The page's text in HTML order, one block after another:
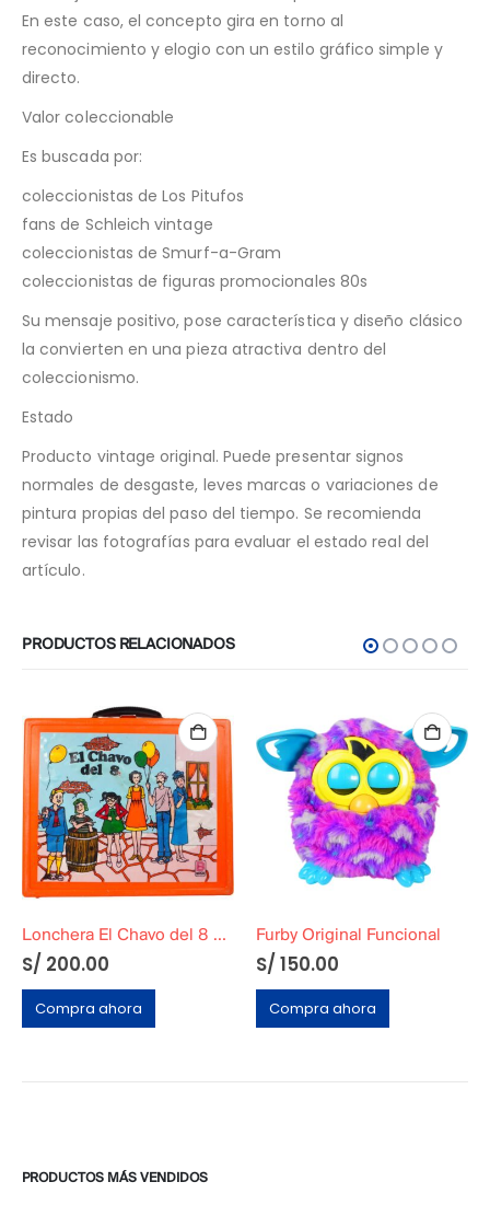
En este caso, el concepto gira en torno al
reconocimiento y elogio con un estilo gráfico simple y
directo.
Valor coleccionable
Es buscada por:
coleccionistas de Los Pitufos
fans de Schleich vintage
coleccionistas de Smurf-a-Gram
coleccionistas de figuras promocionales 80s
Su mensaje positivo, pose característica y diseño clásico
la convierten en una pieza atractiva dentro del
coleccionismo.
Estado
Producto vintage original. Puede presentar signos
normales de desgaste, leves marcas o variaciones de
pintura propias del paso del tiempo. Se recomienda
revisar las fotografías para evaluar el estado real del
artículo.
PRODUCTOS RELACIONADOS
Lonchera El Chavo del 8 – BASA
S/ 200.00
Compra ahora
Furby Original Funcional
S/ 150.00
Compra ahora
PRODUCTOS MÁS VENDIDOS